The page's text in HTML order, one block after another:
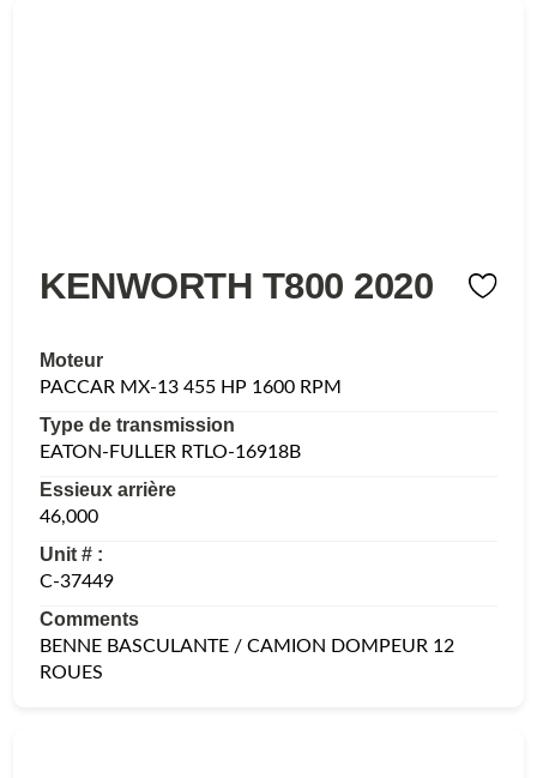
KENWORTH T800 2020
Moteur
PACCAR MX-13 455 HP 1600 RPM
Type de transmission
EATON-FULLER RTLO-16918B
Essieux arrière
46,000
Unit # :
C-37449
Comments
BENNE BASCULANTE / CAMION DOMPEUR 12
ROUES